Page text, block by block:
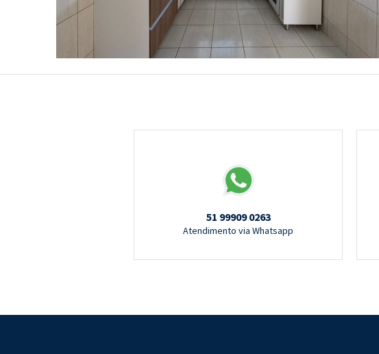
51 99909 0263
Atendimento via Whatsapp